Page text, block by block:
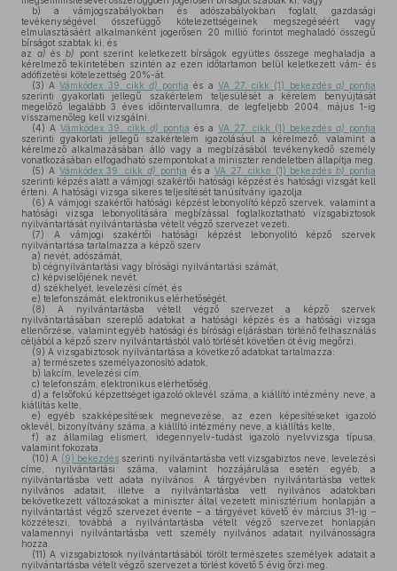
b) a vámjogszabályokban és adószabályokban foglalt, gazdasági
tevékenységével összefüggő kötelezettségeinek megszegéséért vagy
elmulasztásáért alkalmanként jogerősen 20 millió forintot meghaladó összegű
bírságot szabtak ki, és
az a) és b) pont szerint keletkezett bírságok együttes összege meghaladja a
kérelmező tekintetében szintén az ezen időtartamon belül keletkezett vám- és
adófizetési kötelezettség 20%-át.
(3) AVámkódex 39. cikkd) pontja és a VA 27. cikk (1) bekezdés a) pontja
szerinti gyakorlati jellegű szakértelem teljesülését a kérelem benyújtását
megelőző legalább 3 éves időintervallumra, de legfeljebb 2004. május 1-ig
visszamenőleg kell vizsgálni.
(4) AVámkódex 39. cikk d) pontja és aVA 27. cikk (1) bekezdés a) pontja
szerinti gyakorlati jellegű szakértelem igazolásául a kérelmező, valamint a
kérelmező alkalmazásában álló vagy a megbízásából tevékenykedő személy
vonatkozásában elfogadható szempontokat a miniszter rendeletben állapítja meg.
(5) A Vámkódex 39. cikkd) pontja és aVA 27. cikke (1) bekezdésb) pontja
szerinti képzés alatt a vámjogi szakértői hatósági képzést és hatósági vizsgát kell
érteni. A hatósági vizsga sikeres teljesítését tanúsítvány igazolja.
(6) A vámjogi szakértői hatósági képzést lebonyolító képző szervek, valamint a
hatósági vizsga lebonyolítására megbízással foglalkoztatható vizsgabiztosok
nyilvántartását nyilvántartásba vételt végző szervezet vezeti.
(7) A vámjogi szakértői hatósági képzést lebonyolító képző szervek
nyilvántartása tartalmazza a képző szerv
a) nevét, adószámát,
b) cégnyilvántartási vagy bírósági nyilvántartási számát,
c) képviselőjének nevét,
d) székhelyét, levelezési címét, és
e) telefonszámát, elektronikus elérhetőségét.
(8) A nyilvántartásba vételt végző szervezet a képző szervek
nyilvántartásában szereplő adatokat a hatósági képzés és a hatósági vizsga
ellenőrzése, valamint egyéb hatósági és bírósági eljárásban történő felhasználás
céljából a képző szerv nyilvántartásból való törlését követően öt évig megőrzi.
(9) A vizsgabiztosok nyilvántartása a következő adatokat tartalmazza:
a) természetes személyazonosító adatok,
b) lakcím, levelezési cím,
c) telefonszám, elektronikus elérhetőség,
d) a felsőfokú képzettséget igazoló oklevél száma, a kiállító intézmény neve, a
kiállítás kelte,
e) egyéb szakképesítések megnevezése, az ezen képesítéseket igazoló
oklevél, bizonyítvány száma, a kiállító intézmény neve, a kiállítás kelte,
f) az államilag elismert, idegennyelv-tudást igazoló nyelvvizsga típusa,
valamint fokozata.
(10) A (9) bekezdés szerinti nyilvántartásba vett vizsgabiztos neve, levelezési
címe, nyilvántartási száma, valamint hozzájárulása esetén egyéb, a
nyilvántartásba vett adata nyilvános. A tárgyévben nyilvántartásba vettek
nyilvános adatait, illetve a nyilvántartásba vett nyilvános adatokban
bekövetkezett változásokat a miniszter által vezetett minisztérium honlapján a
nyilvántartást végző szervezet évente – a tárgyévet követő év március 31-ig –
közzéteszi, továbbá a nyilvántartásba vételt végző szervezet honlapján
valamennyi nyilvántartásba vett személy nyilvános adatait nyilvánosságra
hozza.
(11) A vizsgabiztosok nyilvántartásából törölt természetes személyek adatait a
nyilvántartásba vételt végző szervezet a törlést követő 5 évig őrzi meg.